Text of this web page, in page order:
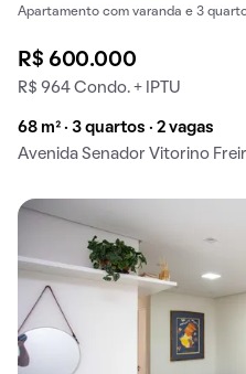
Apartamento com varanda e 3
R$ 600.000
R$ 964 Condo. + IPTU
68 m² · 3 quartos · 2 vagas
Avenida Senador Vitorino